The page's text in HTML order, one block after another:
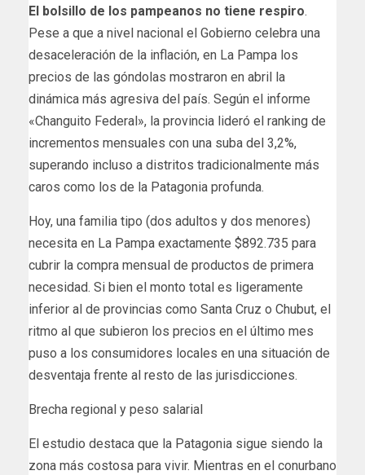
El bolsillo de los pampeanos no tiene respiro.
Pese a que a nivel nacional el Gobierno celebra una
desaceleración de la inflación, en La Pampa los
precios de las góndolas mostraron en abril la
dinámica más agresiva del país. Según el informe
«Changuito Federal», la provincia lideró el ranking de
incrementos mensuales con una suba del 3,2%,
superando incluso a distritos tradicionalmente más
caros como los de la Patagonia profunda.
Hoy, una familia tipo (dos adultos y dos menores)
necesita en La Pampa exactamente $892.735 para
cubrir la compra mensual de productos de primera
necesidad. Si bien el monto total es ligeramente
inferior al de provincias como Santa Cruz o Chubut, el
ritmo al que subieron los precios en el último mes
puso a los consumidores locales en una situación de
desventaja frente al resto de las jurisdicciones.
Brecha regional y peso salarial
El estudio destaca que la Patagonia sigue siendo la
zona más costosa para vivir. Mientras en el conurbano